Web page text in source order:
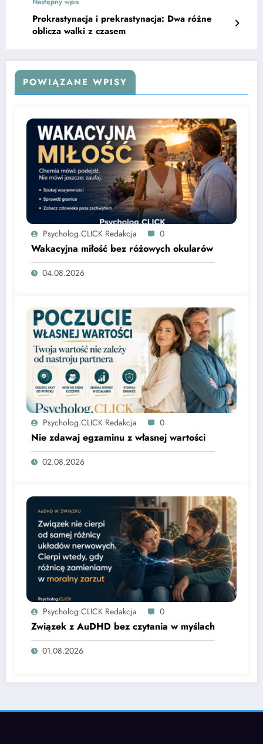
Prokrastynacja i prekrastynacja: Dwa różne
oblicza walki z czasem
POWIĄZANE WPISY
Psycholog.CLICK Redakcja 0
Wakacyjna miłość bez różowych okularów
04.08.2026
Psycholog.CLICK Redakcja 0
Nie zdawaj egzaminu z własnej wartości
02.08.2026
Psycholog.CLICK Redakcja 0
Związek z AuDHD bez czytania w myślach
01.08.2026